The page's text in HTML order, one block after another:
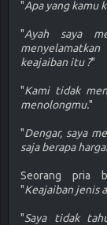
"Apa yang kamu
"Ayah saya
keajaiban itu ?"
"Kami tidak
menolongmu."
"Dengar, saya
saja berapa
Seorang pria
"Keajaiban jenis
"Saya tidak